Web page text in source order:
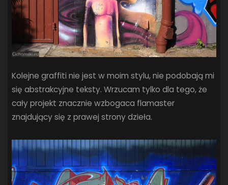
Kolejne graffiti nie jest w moim stylu, nie podobają mi
się abstrakcyjne teksty. Wrzucam tylko dla tego, że
cały projekt znacznie wzbogaca flamaster
znajdujący się z prawej strony dzieła.